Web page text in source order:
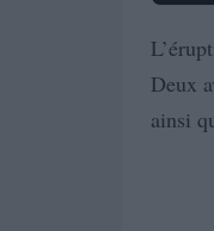
Deux
ainsi